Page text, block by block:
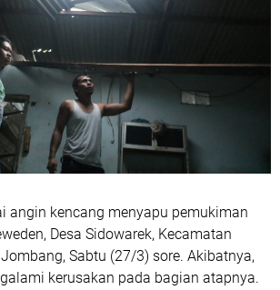
angin kencang menyapu pemukiman
Desa Sidowarek, Kecamatan
Sabtu (27/3) sore. Akibatnya,
kerusakan pada bagian atapnya.